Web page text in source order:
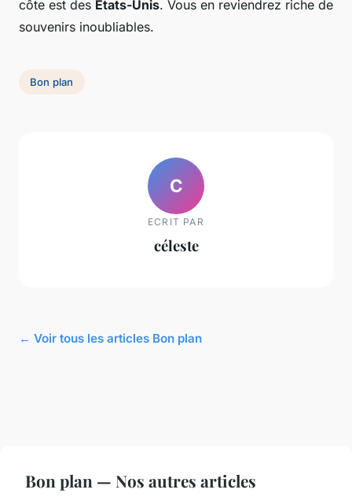
côte est des États-Unis. Vous en reviendrez riche de
souvenirs inoubliables.
Bon plan
C
ECRIT PAR
céleste
← Voir tous les articles Bon plan
Bon plan — Nos autres articles